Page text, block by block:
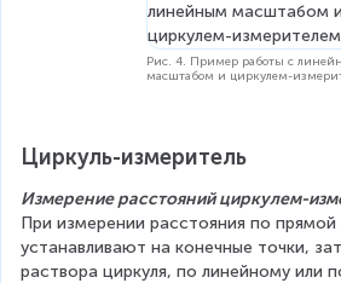
Рис. 4. Пример работы с
масштабом и циркулем-
Циркуль-измеритель
Измерение расстояний циркулем-
При измерении расстояния по прямой
устанавливают на конечные точки,
раствора циркуля, по линейному или